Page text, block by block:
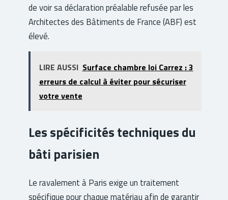
de voir sa déclaration préalable refusée par les
Architectes des Bâtiments de France (ABF) est
élevé.
LIRE AUSSI Surface chambre loi Carrez : 3
erreurs de calcul à éviter pour sécuriser
votre vente
Les spécificités techniques du
bâti parisien
Le ravalement à Paris exige un traitement
spécifique pour chaque matériau afin de garantir